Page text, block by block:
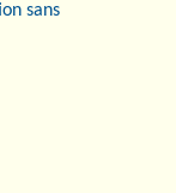
sans